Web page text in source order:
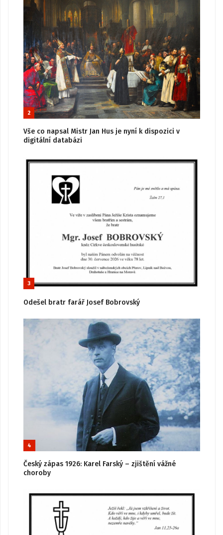
2
Vše co napsal Mistr Jan Hus je nyní k dispozici v
digitální databázi
3
Odešel bratr farář Josef Bobrovský
4
Český zápas 1926: Karel Farský – zjištění vážné
choroby